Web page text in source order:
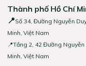
Thành phố Hồ Chí
📍Số 34, Đường Nguyễn
Minh, Việt Nam
📍Tầng 2, 42 Đường
Minh, Việt Nam